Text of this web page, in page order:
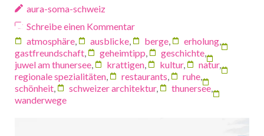
aura-soma-schweiz
Schreibe einen Kommentar
atmosphäre
ausblicke berge erholung
gastfreundschaft
geheimtipp geschichte
juwel am thunersee
krattigen kultur, natur,
regionale spezialitäten
restaurants ruhe
schönheit
schweizer architektur, thunersee
wanderwege